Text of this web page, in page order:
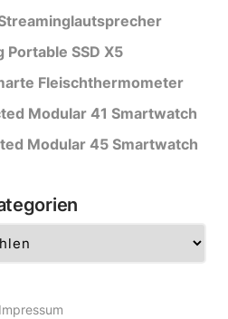
Portable SSD X5
Fleischthermometer
Modular 41 Smartwatch
Modular 45 Smartwatch
Impressum